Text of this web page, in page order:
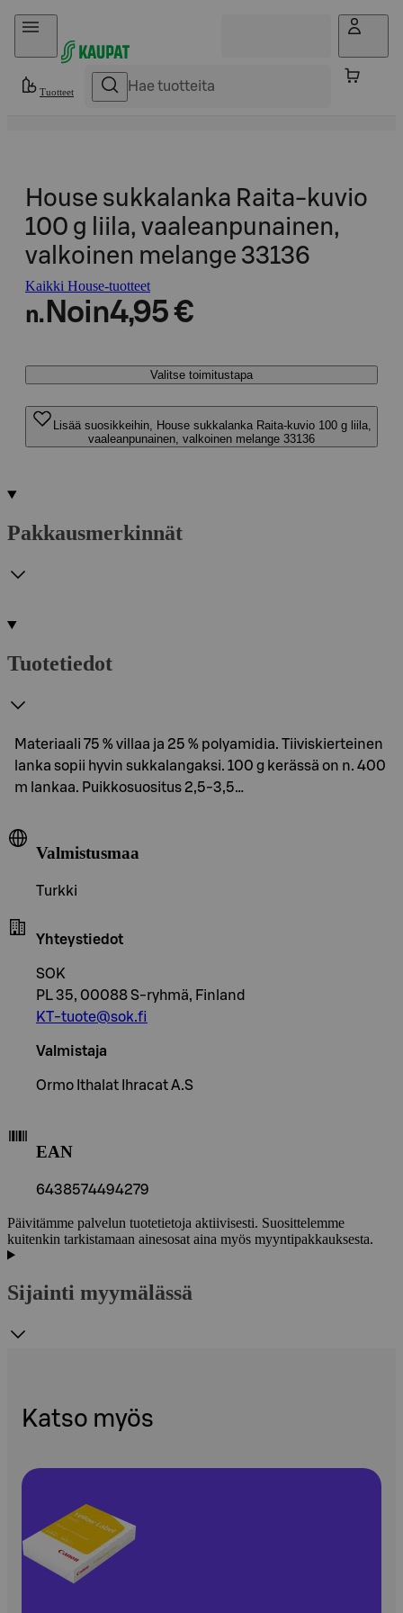
Hyppää sisältöön
Tuotteet
House sukkalanka Raita-kuvio
100 g liila, vaaleanpunainen,
valkoinen melange 33136
Kaikki House-tuotteet
n. Noin4,95 €
Valitse toimitustapa
Lisää suosikkeihin, House sukkalanka Raita-kuvio 100 g liila,
vaaleanpunainen, valkoinen melange 33136
Pakkausmerkinnät
Tuotetiedot
Materiaali 75 % villaa ja 25 % polyamidia. Tiiviskierteinen
lanka sopii hyvin sukkalangaksi. 100 g kerässä on n. 400
m lankaa. Puikkosuositus 2,5-3,5…
Valmistusmaa
Turkki
Yhteystiedot
SOK
PL 35, 00088 S-ryhmä, Finland
KT-tuote@sok.fi
Valmistaja
Ormo Ithalat Ihracat A.S
EAN
6438574494279
Päivitämme palvelun tuotetietoja aktiivisesti. Suosittelemme
kuitenkin tarkistamaan ainesosat aina myös myyntipakkauksesta.
Sijainti myymälässä
Katso myös